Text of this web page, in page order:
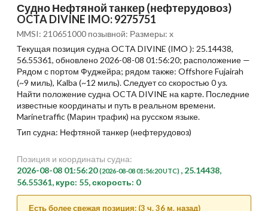
Судно Нефтяной танкер (нефтерудовоз)
OCTA DIVINE IMO: 9275751
MMSI: 210651000 позывной: Размеры: x
Текущая позиция судна OCTA DIVINE (IMO ): 25.14438,
56.55361, обновлено 2026-08-08 01:56:20; расположение —
Рядом с портом Фуджейра; рядом также: Offshore Fujairah
(~9 миль), Kalba (~12 миль). Следует со скоростью 0 уз.
Найти положение судна OCTA DIVINE на карте. Последние
известные координаты и путь в реальном времени.
Marinetraffic (Марин трафик) на русском языке.
Тип судна: Нефтяной танкер (нефтерудовоз)
Позиция и координаты судна:
2026-08-08 01:56:20(2026-08-08 01:56:20 UTC) , 25.14438,
56.55361, курс: 55, скорость: 0
Есть более свежая позиция: (3 ч. 36 м. назад)